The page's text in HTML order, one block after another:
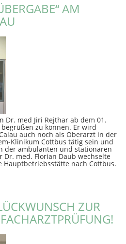
AM
Dr. med Jiri Rejthar ab dem 01.
zu können. Er wird
auch noch als Oberarzt in der
Klinikum Cottbus tätig sein und
der ambulanten und stationären
Dr. med. Florian Daub wechselte
Hauptbetriebsstätte nach Cottbus.
ZUR